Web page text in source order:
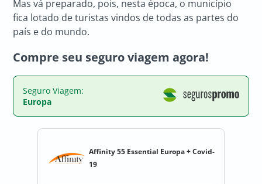
Mas vá preparado, pois, nesta época, o município
fica lotado de turistas vindos de todas as partes do
país e do mundo.
Compre seu seguro viagem agora!
Seguro Viagem:
Europa
Affinity 55 Essential Europa + Covid-
19